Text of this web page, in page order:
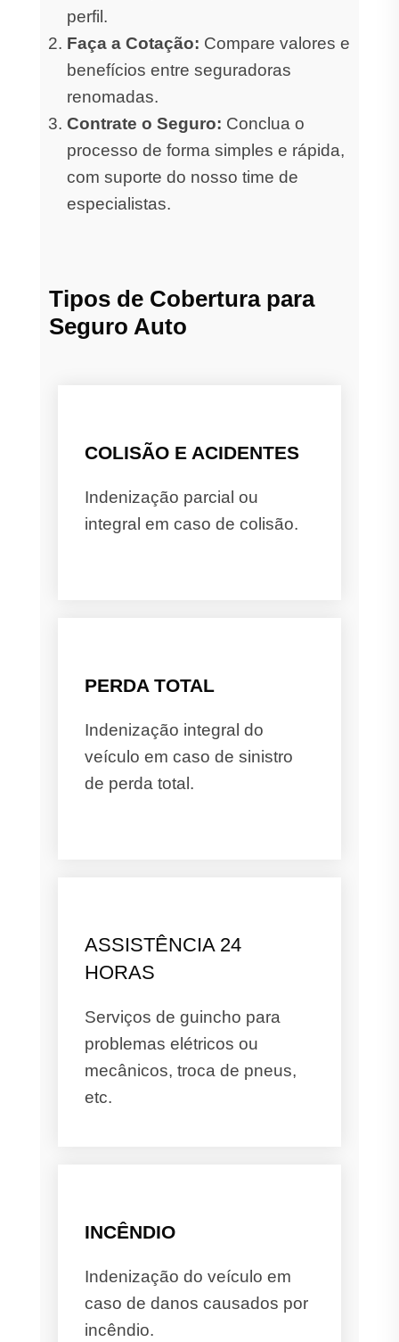
perfil.
Faça a Cotação: Compare valores e
benefícios entre seguradoras
renomadas.
Contrate o Seguro: Conclua o
processo de forma simples e rápida,
com suporte do nosso time de
especialistas.
Tipos de Cobertura para
Seguro Auto
COLISÃO E ACIDENTES
Indenização parcial ou
integral em caso de colisão.
PERDA TOTAL
Indenização integral do
veículo em caso de sinistro
de perda total.
ASSISTÊNCIA 24
HORAS
Serviços de guincho para
problemas elétricos ou
mecânicos, troca de pneus,
etc.
INCÊNDIO
Indenização do veículo em
caso de danos causados por
incêndio.